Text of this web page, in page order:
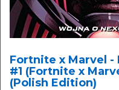
Fortnite x Marvel -
#1 (Fortnite x
(Polish Edition)